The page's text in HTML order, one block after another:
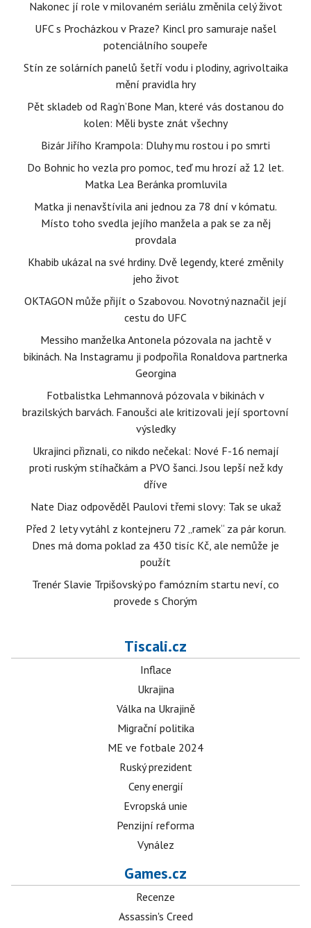
Nakonec jí role v milovaném seriálu změnila celý život
UFC s Procházkou v Praze? Kincl pro samuraje našel
potenciálního soupeře
Stín ze solárních panelů šetří vodu i plodiny, agrivoltaika
mění pravidla hry
Pět skladeb od Rag’n’Bone Man, které vás dostanou do
kolen: Měli byste znát všechny
Bizár Jiřího Krampola: Dluhy mu rostou i po smrti
Do Bohnic ho vezla pro pomoc, teď mu hrozí až 12 let.
Matka Lea Beránka promluvila
Matka ji nenavštívila ani jednou za 78 dní v kómatu.
Místo toho svedla jejího manžela a pak se za něj
provdala
Khabib ukázal na své hrdiny. Dvě legendy, které změnily
jeho život
OKTAGON může přijít o Szabovou. Novotný naznačil její
cestu do UFC
Messiho manželka Antonela pózovala na jachtě v
bikinách. Na Instagramu ji podpořila Ronaldova partnerka
Georgina
Fotbalistka Lehmannová pózovala v bikinách v
brazilských barvách. Fanoušci ale kritizovali její sportovní
výsledky
Ukrajinci přiznali, co nikdo nečekal: Nové F-16 nemají
proti ruským stíhačkám a PVO šanci. Jsou lepší než kdy
dříve
Nate Diaz odpověděl Paulovi třemi slovy: Tak se ukaž
Před 2 lety vytáhl z kontejneru 72 „ramek“ za pár korun.
Dnes má doma poklad za 430 tisíc Kč, ale nemůže je
použít
Trenér Slavie Trpišovský po famózním startu neví, co
provede s Chorým
Tiscali.cz
Inflace
Ukrajina
Válka na Ukrajině
Migrační politika
ME ve fotbale 2024
Ruský prezident
Ceny energií
Evropská unie
Penzijní reforma
Vynález
Games.cz
Recenze
Assassin's Creed